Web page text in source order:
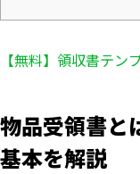
【無料】領収書テン
物品受領書と
基本を解説